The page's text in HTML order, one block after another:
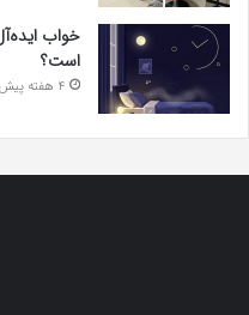
خواب
است؟
4 هفته پیش